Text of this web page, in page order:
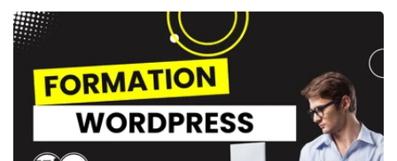
ne peut pas nier que le digital constitue une très grande
partie de nos vies. Il faut le maîtriser parfaitement pour
obtenir des résultats optimaux. En effet, certains outils,
tels que Facebook Ads, Google Ads et LinkedIn Ads sont
également abordés et bien détaillés pour vous assister à
mieux comprendre leur importance et en quoi ils vous
seront idéalement utiles. Mon objectif est le suivant :
Partager mes connaissances d’une façon simple, concise
et conviviale avec de simples stratégies pratiques afin que